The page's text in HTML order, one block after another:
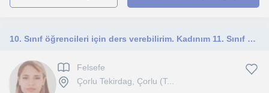
10. Sınıf öğrencileri için ders verebilirim. Kadınım 11. Sınıf öğrencisiyim öğretmek kutsaldır. İnsanlarla ve çocuklarla aram iyid
Felsefe
Çorlu Tekirdag, Çorlu (T...